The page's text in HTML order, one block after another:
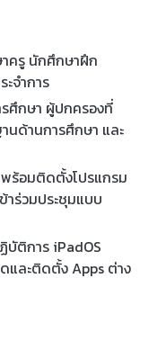
ครู นักศึกษาฝึก
จำการ
ศึกษา ผู้ปกครองที่
นด้านการศึกษา และ
ร้อมติดตั้งโปรแกรม
าร่วมประชุมแบบ
บัติการ iPadOS
และติดตั้ง Apps ต่าง